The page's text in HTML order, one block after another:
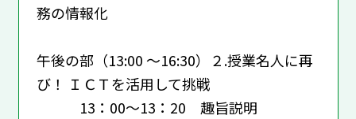
務の情報化
午後の部（13:00 ～16:30）２.授業名人に再
び！ ＩＣＴを活用して挑戦
13：00～13：20 趣旨説明